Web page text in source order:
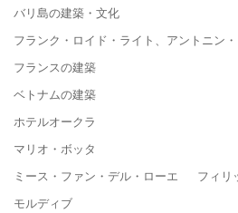
バリ島の建築・文化
フランク・ロイド・ライト、アントニン
フランスの建築
ベトナムの建築
ホテルオークラ
マリオ・ボッタ
ミース・ファン・デル・ローエ フィリ
モルディブ